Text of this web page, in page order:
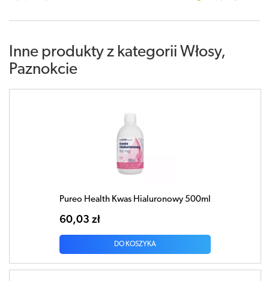
Inne produkty z kategorii Włosy,
Paznokcie
Pureo Health Kwas Hialuronowy 500ml
60,03 zł
DO KOSZYKA